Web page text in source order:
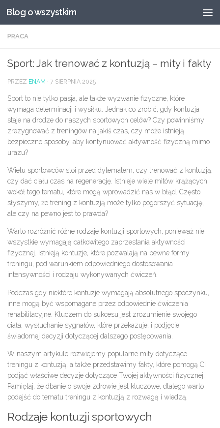
Przeskocz do treści
Blog o wszystkim
PRACA
Sport: Jak trenować z kontuzją – mity i fakty
PRZEZ ENAM · 7 SIERPNIA 2025
Sport to nie tylko pasja, ale także wyzwanie fizyczne, które
wymaga determinacji i wysiłku. Jednak co zrobić, gdy kontuzja
staje na drodze do naszych sportowych celów? Czy powinniśmy
zrezygnować z treningów na jakiś czas, czy może istnieją
bezpieczne sposoby, aby kontynuować aktywność fizyczną mimo
urazu?
Wielu sportowców stoi przed dylematem, czy trenować z kontuzją,
czy dać ciału czas na regenerację. Istnieje wiele mitów krążących
wokół tego tematu, które mogą wprowadzić nas w błąd. Często
słyszymy, że trening z kontuzją może tylko pogorszyć sytuację,
ale czy na pewno jest to prawda?
Warto rozróżnić różne rodzaje kontuzji sportowych, ponieważ nie
wszystkie wymagają całkowitego zaprzestania aktywności
fizycznej. Istnieją kontuzje, które pozwalają na pewne formy
treningu, pod warunkiem odpowiedniego dostosowania
intensywności i rodzaju wykonywanych ćwiczeń.
Podczas gdy niektóre kontuzje wymagają absolutnego spoczynku,
inne mogą być wspomagane przez odpowiednie ćwiczenia
rehabilitacyjne. Kluczem do sukcesu jest zrozumienie swojego
ciała, wysłuchanie sygnałów, które przekazuje, i podjęcie
świadomej decyzji dotyczącej dalszego postępowania.
W naszym artykule rozwiejemy popularne mity dotyczące
treningu z kontuzją, a także przedstawimy fakty, które pomogą Ci
podjąć właściwe decyzje dotyczące Twojej aktywności fizycznej.
Pamiętaj, że dbanie o swoje zdrowie jest kluczowe, dlatego warto
podejść do tematu treningu z kontuzją z rozwagą i wiedzą.
Rodzaje kontuzji sportowych